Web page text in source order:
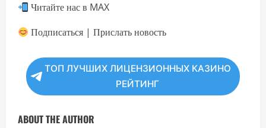
Читайте нас в MAX
Подписаться | Прислать новость
ТОП ЛУЧШИХ ЛИЦЕНЗИОННЫХ КАЗИНО
РЕЙТИНГ
ABOUT THE AUTHOR